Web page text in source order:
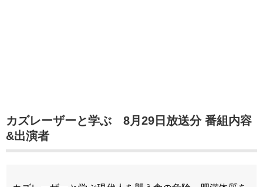
カズレーザーと学ぶ 8月29日放送分 番組内容
&出演者